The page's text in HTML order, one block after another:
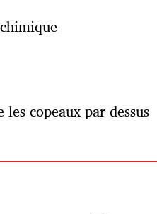
copeaux par dessus